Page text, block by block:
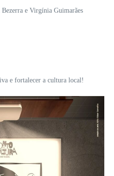
e Virgínia Guimarães
e fortalecer a cultura local!